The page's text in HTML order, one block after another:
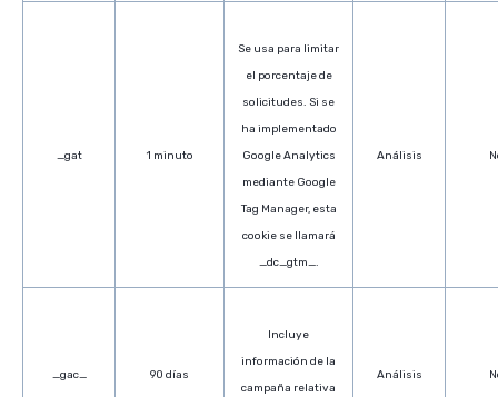
_gat 1 minuto
Se usa para limitar
el porcentaje de
solicitudes. Si se
ha implementado
Google Analytics
mediante Google
Tag Manager, esta
cookie se llamará
_dc_gtm_.
Análisis
_gac_ 90 días
Incluye
información de la
campaña relativa
Análisis